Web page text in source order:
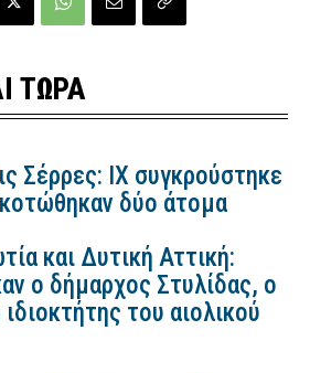
ΤΩΡΑ
Σέρρες: ΙΧ συγκρούστηκε
δύο άτομα
και Δυτική Αττική:
ο δήμαρχος Στυλίδας, ο
του αιολικού